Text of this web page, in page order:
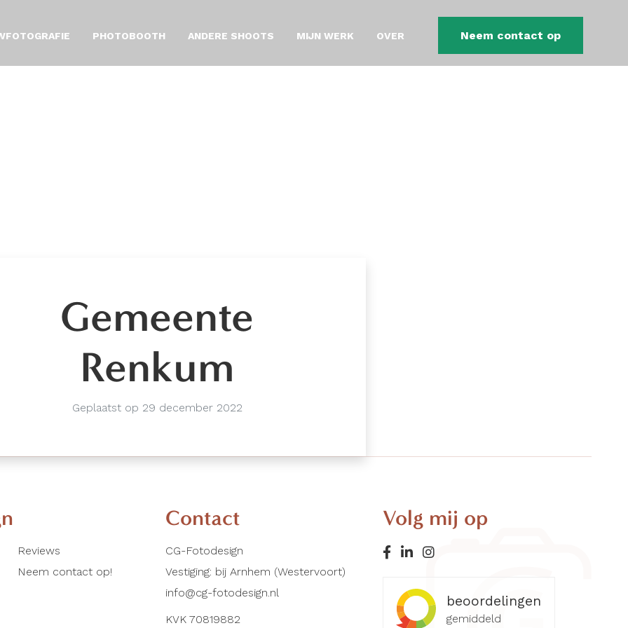
PHOTOBOOTH ANDERE SHOOTS MIJN WERK OVER Neem contact op
Gemeente
Renkum
Geplaatst op 29 december 2022
Reviews
Neem contact op!
Contact
CG-Fotodesign
Vestiging: bij Arnhem (Westervoort)
info@cg-fotodesign.nl
KVK 70819882
Volg mij op
beoordelingen
gemiddeld